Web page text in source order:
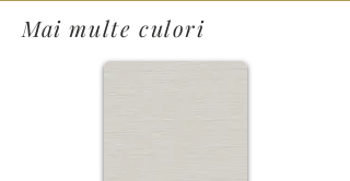
Mai multe culori